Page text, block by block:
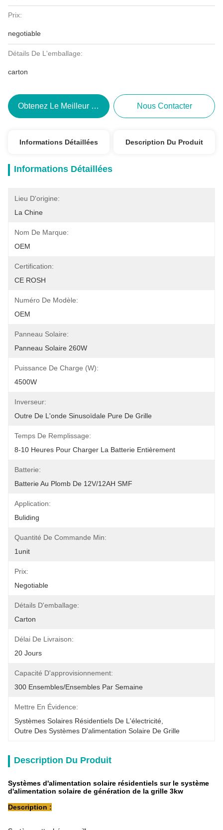
Prix:
negotiable
Détails De L'emballage:
carton
Obtenez Le Meilleur Prix Nous Contacter
Informations Détaillées Description Du Produit
Informations Détaillées
Lieu D'origine:
La Chine
Nom De Marque:
OEM
Certification:
CE ROSH
Numéro De Modèle:
OEM
Panneau Solaire:
Panneau Solaire 260W
Puissance De Charge (w):
4500W
Inverseur:
Outre De L'onde Sinusoïdale Pure De Grille
Temps De Remplissage:
8-10 Heures Pour Charger La Batterie Entièrement
Batterie:
Batterie Au Plomb De 12V/12AH SMF
Application:
Buliding
Quantité De Commande Min:
1unit
Prix:
Negotiable
Détails D'emballage:
Carton
Délai De Livraison:
20 Jours
Capacité D'approvisionnement:
300 Ensembles/ensembles Par Semaine
Mettre En Évidence:
Systèmes Solaires Résidentiels De L'électricité
Outre Des Systèmes D'alimentation Solaire De Grille
Description Du Produit
Systèmes d'alimentation solaire résidentiels sur le système
d'alimentation solaire de génération de la grille 3kw
Description :